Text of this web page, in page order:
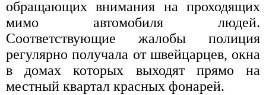
обращающих внимания на проходящих
мимо автомобиля людей.
Соответствующие жалобы полиция
регулярно получала от швейцарцев, окна
в домах которых выходят прямо на
местный квартал красных фонарей.